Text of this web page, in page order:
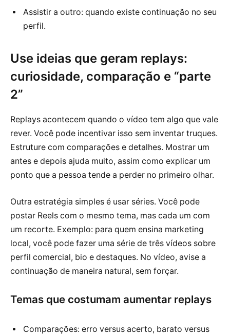
Assistir a outro: quando existe continuação no seu
perfil.
Use ideias que geram replays:
curiosidade, comparação e “parte
2”
Replays acontecem quando o vídeo tem algo que vale
rever. Você pode incentivar isso sem inventar truques.
Estruture com comparações e detalhes. Mostrar um
antes e depois ajuda muito, assim como explicar um
ponto que a pessoa tende a perder no primeiro olhar.
Outra estratégia simples é usar séries. Você pode
postar Reels com o mesmo tema, mas cada um com
um recorte. Exemplo: para quem ensina marketing
local, você pode fazer uma série de três vídeos sobre
perfil comercial, bio e destaques. No vídeo, avise a
continuação de maneira natural, sem forçar.
Temas que costumam aumentar replays
Comparações: erro versus acerto, barato versus